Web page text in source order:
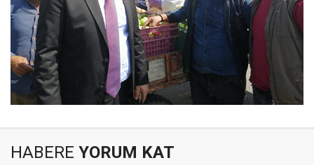
HABERE YORUM KAT